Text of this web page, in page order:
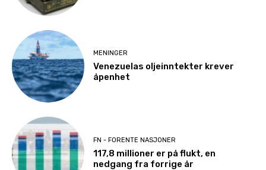
MENINGER
Venezuelas oljeinntekter krever
åpenhet
FN - FORENTE NASJONER
117,8 millioner er på flukt, en
nedgang fra forrige år